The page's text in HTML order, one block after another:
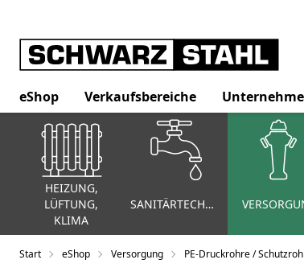
eShop Verkaufsbereiche
HEIZUNG,
LÜFTUNG,
KLIMA
SANITÄRTECHNIK
Start eShop Versorgung PE-Druckrohre /